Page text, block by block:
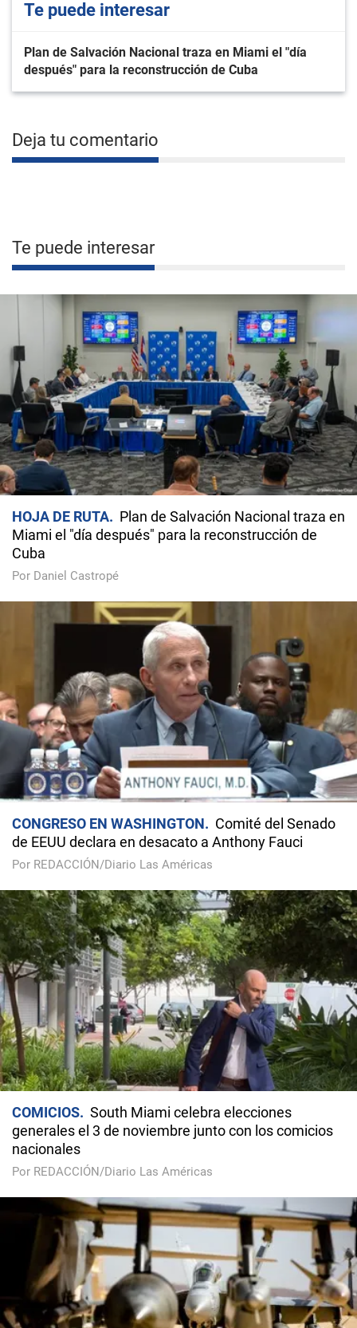
Te puede interesar
Plan de Salvación Nacional traza en Miami el "día
después" para la reconstrucción de Cuba
Deja tu comentario
Te puede interesar
HOJA DE RUTA
Plan de Salvación Nacional traza en
Miami el "día después" para la reconstrucción de
Cuba
Por Daniel Castropé
CONGRESO EN WASHINGTON
Comité del Senado
de EEUU declara en desacato a Anthony Fauci
Por REDACCIÓN/Diario Las Américas
COMICIOS
South Miami celebra elecciones
generales el 3 de noviembre junto con los comicios
nacionales
Por REDACCIÓN/Diario Las Américas